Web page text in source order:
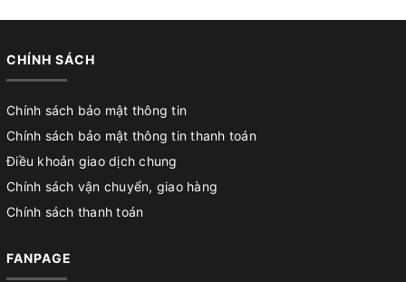
CHÍNH SÁCH
Chính sách bảo mật thông tin
Chính sách bảo mật thông tin thanh toán
Điều khoản giao dịch chung
Chính sách vận chuyển, giao hàng
Chính sách thanh toán
FANPAGE